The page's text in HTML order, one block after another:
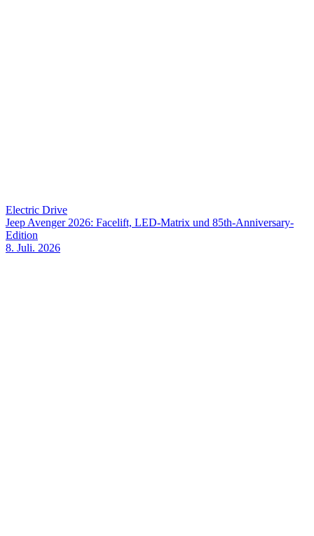
Electric Drive
Jeep Avenger 2026: Facelift, LED-Matrix und 85th-Anniversary-
Edition
8. Juli. 2026